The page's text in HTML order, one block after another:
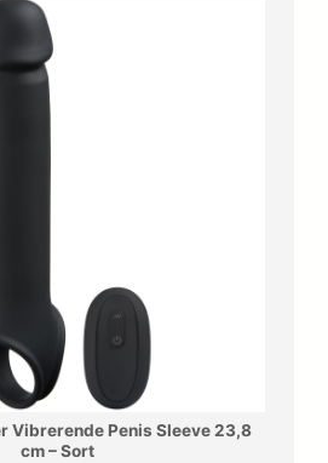
Vibrerende Penis Sleeve 23,8
cm – Sort